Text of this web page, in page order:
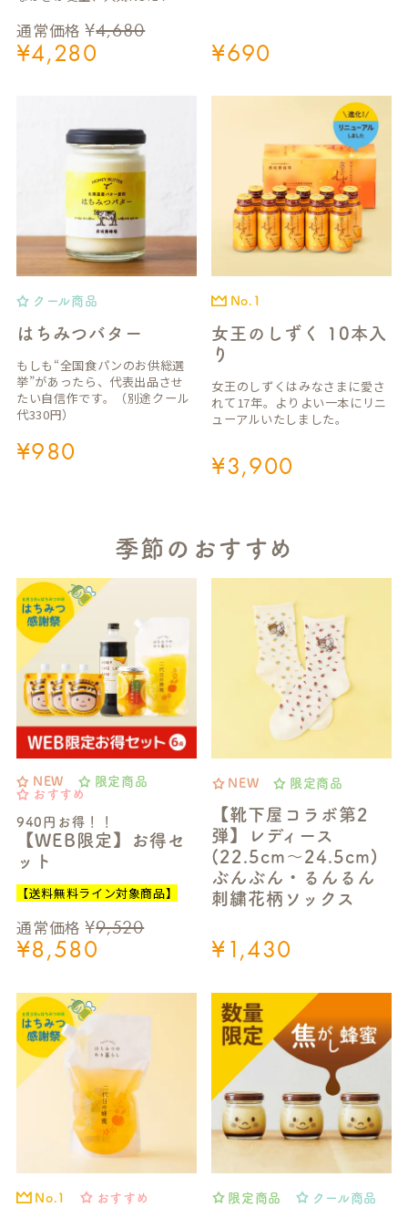
通常価格 ¥4,680
¥4,280 ¥690
はちみつバター
クール商品
¥980
もしも“全国食パンのお供総選
挙”があったら、代表出品させ
たい自信作です。（別途クール
代330円）
女王のしずく 10本入
り
No.1
¥3,900
女王のしずくはみなさまに愛さ
れて17年。よりよい一本にリニ
ューアルいたしました。
季節のおすすめ
940円お得！！
【WEB限定】お得セ
ット
NEW
限定商品
おすすめ
通常価格 ¥9,520
¥8,580
【送料無料ライン対象商品】
【靴下屋コラボ第2
弾】レディース
(22.5cm～24.5cm)
ぶんぶん・るんるん
刺繍花柄ソックス
NEW 限定商品
¥1,430
No.1 おすすめ 限定商品 クール商品